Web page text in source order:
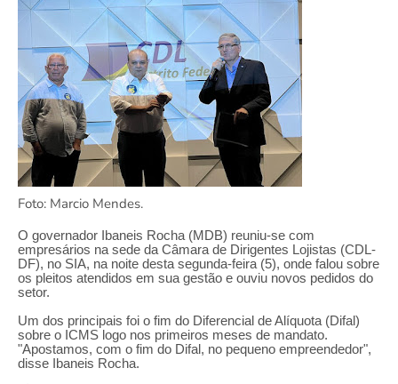
Foto: Marcio Mendes.
O governador Ibaneis Rocha (MDB) reuniu-se com
empresários na sede da Câmara de Dirigentes Lojistas (CDL-
DF), no SIA, na noite desta segunda-feira (5), onde falou sobre
os pleitos atendidos em sua gestão e ouviu novos pedidos do
setor.
Um dos principais foi o fim do Diferencial de Alíquota (Difal)
sobre o ICMS logo nos primeiros meses de mandato.
"Apostamos, com o fim do Difal, no pequeno empreendedor",
disse Ibaneis Rocha.